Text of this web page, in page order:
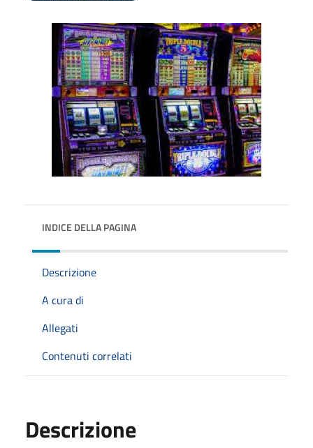
INDICE DELLA PAGINA
Descrizione
A cura di
Allegati
Contenuti correlati
Descrizione